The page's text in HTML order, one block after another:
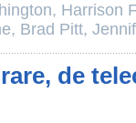
, Harrison
, Brad Pitt,
de